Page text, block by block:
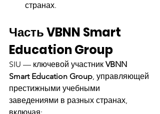
странах.
Часть VBNN Smart
Education Group
SIU — ключевой участник VBNN
Smart Education Group, управляющей
престижными учебными
заведениями в разных странах,